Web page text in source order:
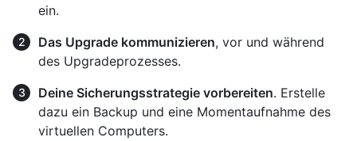
ein.
Das Upgrade kommunizieren, vor und während
des Upgradeprozesses.
Deine Sicherungsstrategie vorbereiten. Erstelle
dazu ein Backup und eine Momentaufnahme des
virtuellen Computers.